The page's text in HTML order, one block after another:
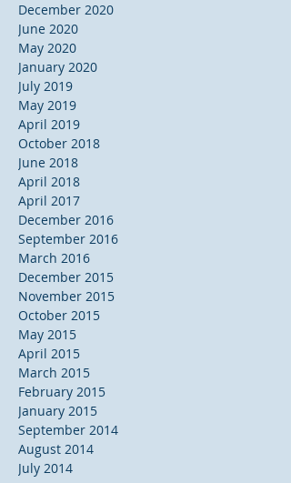
December 2020
June 2020
May 2020
January 2020
July 2019
May 2019
April 2019
October 2018
June 2018
April 2018
April 2017
December 2016
September 2016
March 2016
December 2015
November 2015
October 2015
May 2015
April 2015
March 2015
February 2015
January 2015
September 2014
August 2014
July 2014